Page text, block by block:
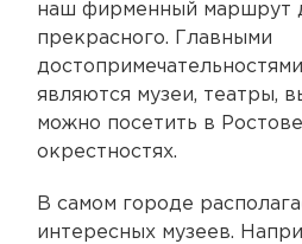
наш фирменный маршрут
прекрасного. Главными
являются музеи, театры,
можно посетить в
окрестностях.
В самом городе
интересных музеев.